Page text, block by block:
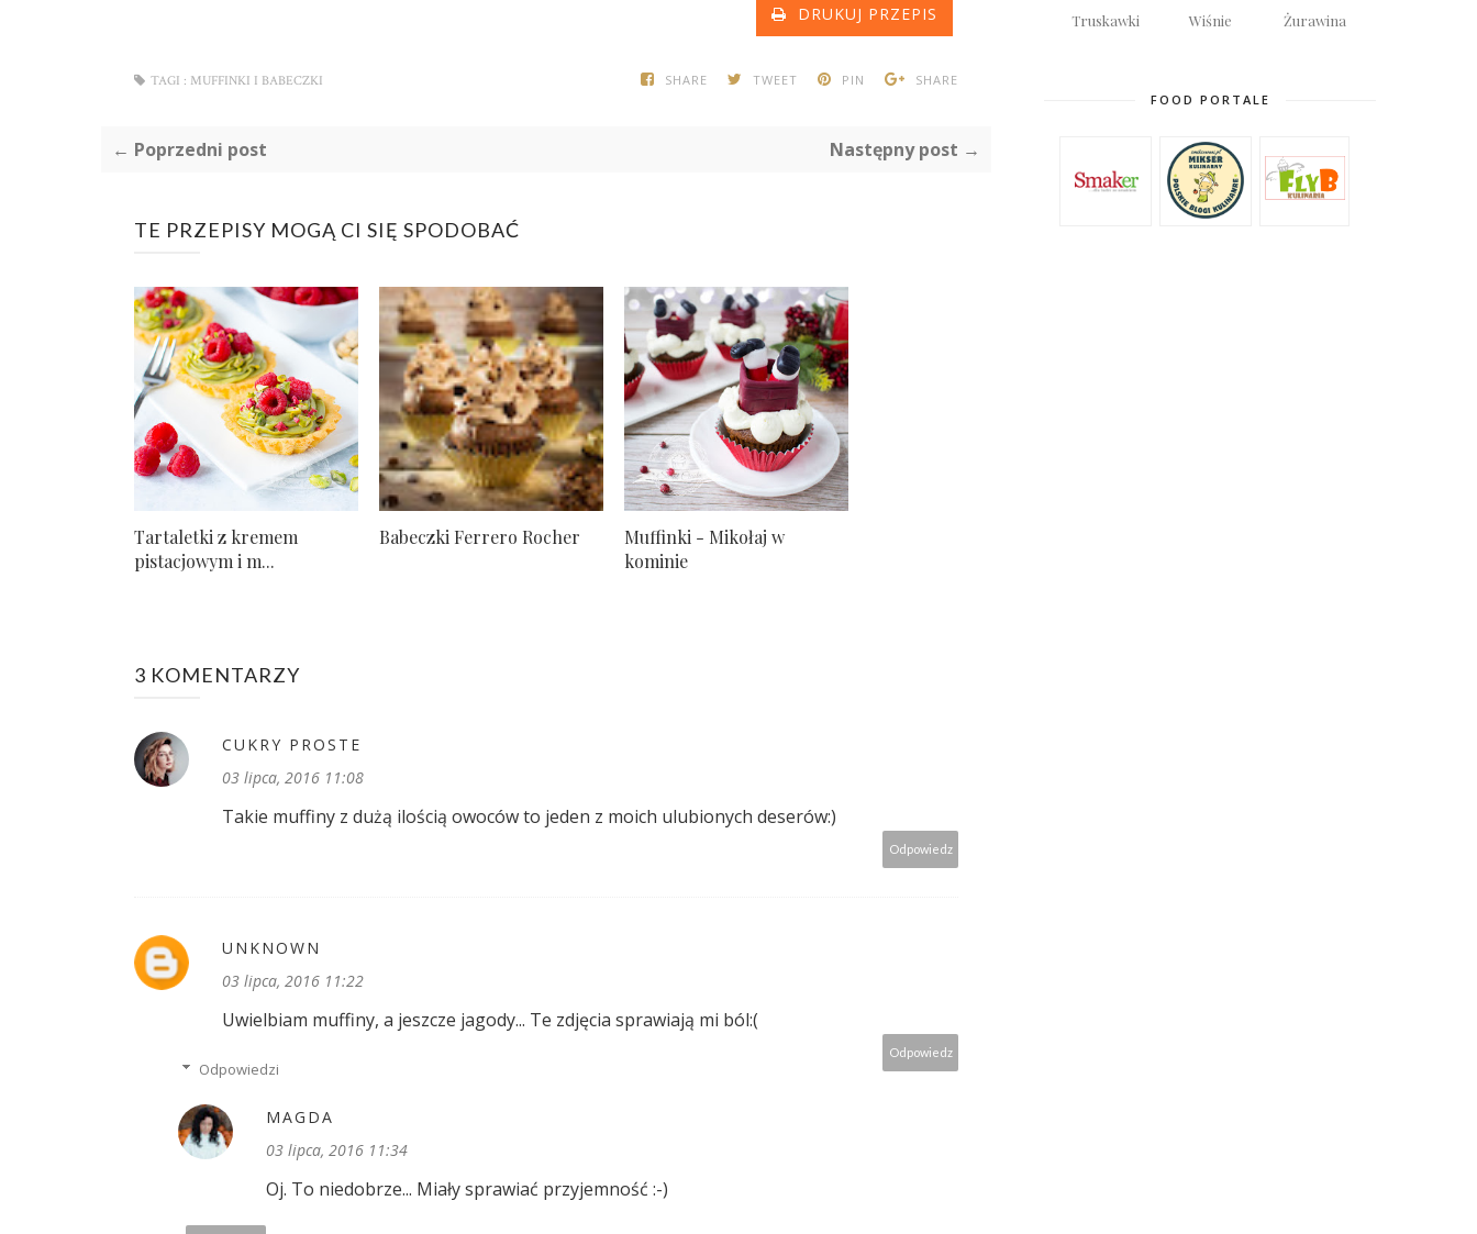
DRUKUJ PRZEPIS
SHARE TWEET PIN SHARE
TAGI : MUFFINKI I BABECZKI
← Poprzedni post Następny post →
TE PRZEPISY MOGĄ CI SIĘ SPODOBAĆ
Tartaletki z kremem
pistacjowym i m...
Babeczki Ferrero Rocher
Muffinki - Mikołaj w
kominie
3 KOMENTARZY
CUKRY PROSTE
03 lipca, 2016 11:08
Takie muffiny z dużą ilością owoców to jeden z moich ulubionych deserów:)
Odpowiedz
UNKNOWN
03 lipca, 2016 11:22
Uwielbiam muffiny, a jeszcze jagody... Te zdjęcia sprawiają mi ból:(
Odpowiedz
Odpowiedzi
MAGDA
03 lipca, 2016 11:34
Oj. To niedobrze... Miały sprawiać przyjemność :-)
Truskawki Wiśnie Żurawina
FOOD PORTALE